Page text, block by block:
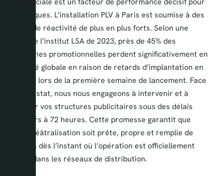
les marques. L’installation PLV à Paris est soumise à des
enjeux de réactivité de plus en plus forts. Selon une
étude de l’institut LSA de 2023, près de 45% des
campagnes promotionnelles perdent significativement en
efficacité globale en raison de retards d’implantation en
magasin lors de la première semaine de lancement. Face
à ce constat, nous nous engageons à intervenir et à
déployer vos structures publicitaires sous des délais
inférieurs à 72 heures. Cette promesse garantit que
votre théâtralisation soit prête, propre et remplie de
produits dès l’instant où l’opération est officiellement
lancée dans les réseaux de distribution.